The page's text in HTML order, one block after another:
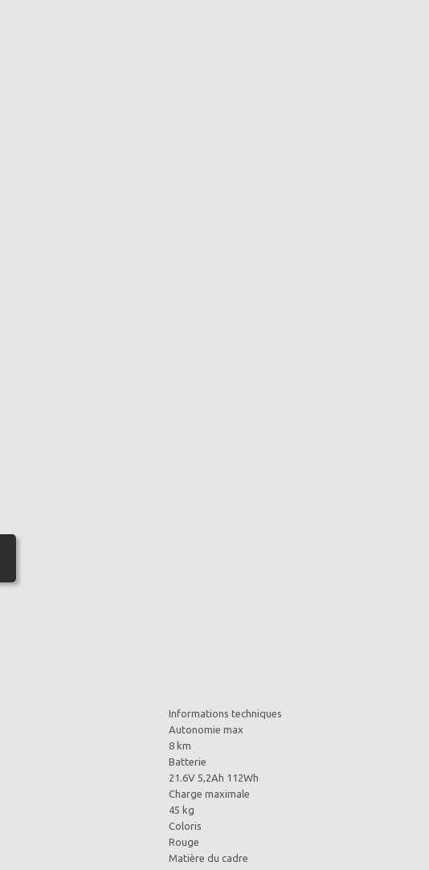
Informations techniques
Autonomie max
8 km
Batterie
21.6V 5,2Ah 112Wh
Charge maximale
45 kg
Coloris
Rouge
Matière du cadre